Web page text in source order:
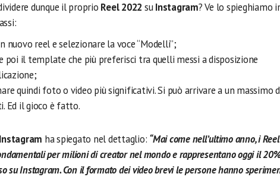
dunque il proprio Reel 2022 suInstagram? Ve lo spieghiamo
nuovo reel e selezionare la voce “Modelli”;
poi il template che più preferisci tra quelli messi a disposizione
quindi foto o video più significativi. Si può arrivare a un massimo
Ed il gioco è fatto.
Instagram ha spiegato nel dettaglio: “Mai come nell’ultimo anno, i
per milioni di creator nel mondo e rappresentano oggi il
su Instagram. Con il formato dei video brevi le persone hanno